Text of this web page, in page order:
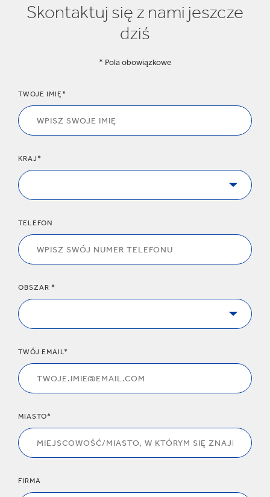
Skontaktuj się z nami jeszcze
dziś
* Pola obowiązkowe
TWOJE IMIĘ*
KRAJ*
TELEFON
OBSZAR *
TWÓJ EMAIL*
MIASTO*
FIRMA